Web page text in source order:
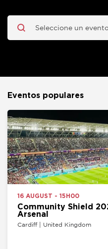
Eventos populares
16 AUGUST - 15H00
Community Shield
Arsenal
Cardiff | United Kingdom